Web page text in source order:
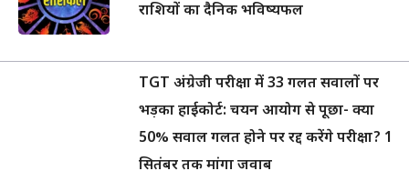
राशियों का दैनिक भविष्यफल
TGT अंग्रेजी परीक्षा में 33 गलत सवालों पर
भड़का हाईकोर्ट: चयन आयोग से पूछा- क्या
50% सवाल गलत होने पर रद्द करेंगे परीक्षा? 1
सितंबर तक मांगा जवाब